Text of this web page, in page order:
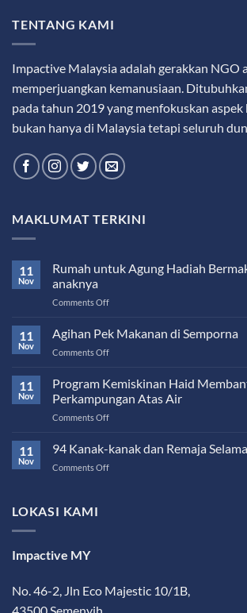
TENTANG KAMI
Impactive Malaysia adalah gerakkan NGO
memperjuangkan kemanusiaan.
pada tahun 2019 yang menfokuskan aspek
bukan hanya di Malaysia tetapi seluruh
MAKLUMAT TERKINI
11
Nov
Rumah untuk Agung Hadiah
anaknya
Comments Offon
untuk
Agung
Hadiah
Untuk
Anak-
anaknya
11
Nov
Agihan Pek Makanan di Semporna
Comments Offon
Pek
Makanan
di
Semporna
11
Nov
Program Kemiskinan Haid
Perkampungan Atas Air
Comments Offon
Kemiskinan
Haid
Membantu
11
Nov
94 Kanak-kanak dan Remaja
Comments Offon
LOKASI KAMI
Impactive MY
No. 46-2, Jln Eco Majestic 10/1B,